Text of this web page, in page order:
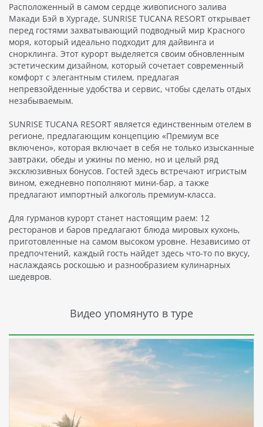
Расположенный в самом сердце живописного залива
Макади Бэй в Хургаде, SUNRISE TUCANA RESORT открывает
перед гостями захватывающий подводный мир Красного
моря, который идеально подходит для дайвинга и
снорклинга. Этот курорт выделяется своим обновленным
эстетическим дизайном, который сочетает современный
комфорт с элегантным стилем, предлагая
непревзойденные удобства и сервис, чтобы сделать отдых
незабываемым.
SUNRISE TUCANA RESORT является единственным отелем в
регионе, предлагающим концепцию «Премиум все
включено», которая включает в себя не только изысканные
завтраки, обеды и ужины по меню, но и целый ряд
эксклюзивных бонусов. Гостей здесь встречают игристым
вином, ежедневно пополняют мини-бар, а также
предлагают импортный алкоголь премиум-класса.
Для гурманов курорт станет настоящим раем: 12
ресторанов и баров предлагают блюда мировых кухонь,
приготовленные на самом высоком уровне. Независимо от
предпочтений, каждый гость найдет здесь что-то по вкусу,
наслаждаясь роскошью и разнообразием кулинарных
шедевров.
Видео упомянуто в туре